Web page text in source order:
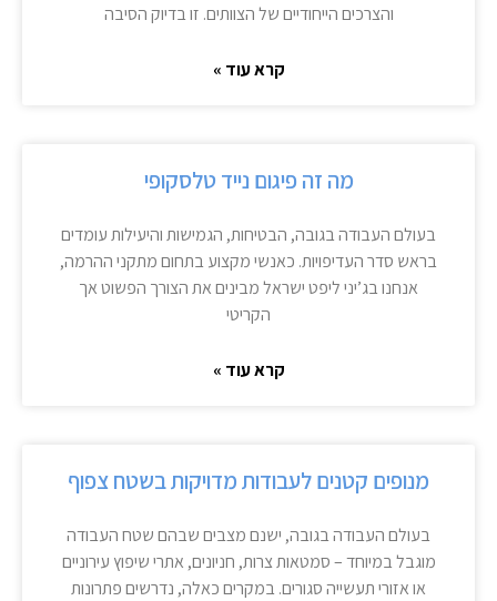
והצרכים הייחודיים של הצוותים. זו בדיוק הסיבה
קרא עוד »
מה זה פיגום נייד טלסקופי
בעולם העבודה בגובה, הבטיחות, הגמישות והיעילות עומדים
בראש סדר העדיפויות. כאנשי מקצוע בתחום מתקני ההרמה,
אנחנו בג’יני ליפט ישראל מבינים את הצורך הפשוט אך
הקריטי
קרא עוד »
מנופים קטנים לעבודות מדויקות בשטח צפוף
בעולם העבודה בגובה, ישנם מצבים שבהם שטח העבודה
מוגבל במיוחד – סמטאות צרות, חניונים, אתרי שיפוץ עירוניים
או אזורי תעשייה סגורים. במקרים כאלה, נדרשים פתרונות